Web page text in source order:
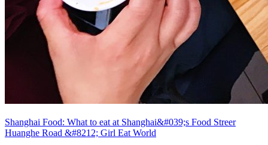
Shanghai Food: What to eat at Shanghai&#039;s Food Streer
Huanghe Road &#8212; Girl Eat World